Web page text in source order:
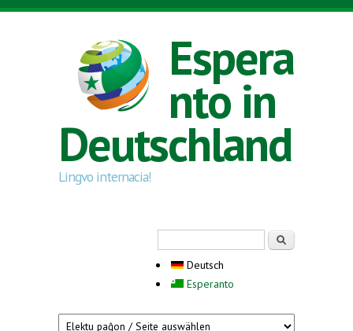
Direkt zum Inhalt
Espera
nto in
Deutschland
Lingvo internacia!
Deutsch
Esperanto